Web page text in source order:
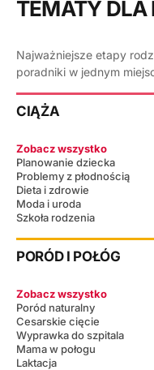
TEMATY DLA
Najważniejsze etapy
poradniki w jednym
CIĄŻA
Zobacz wszystko
Planowanie dziecka
Problemy z płodnością
Dieta i zdrowie
Moda i uroda
Szkoła rodzenia
PORÓD I POŁÓG
Zobacz wszystko
Poród naturalny
Cesarskie cięcie
Wyprawka do szpitala
Mama w połogu
Laktacja